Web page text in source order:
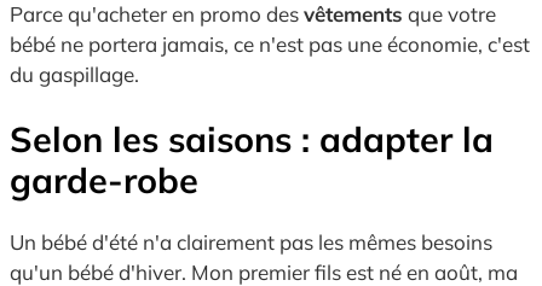
Parce qu'acheter en promo desvêtements que votre
bébé ne portera jamais, ce n'est pas une économie, c'est
du gaspillage.
Selon les saisons : adapter la
garde-robe
Un bébé d'été n'a clairement pas les mêmes besoins
qu'un bébé d'hiver. Mon premier fils est né en août, ma